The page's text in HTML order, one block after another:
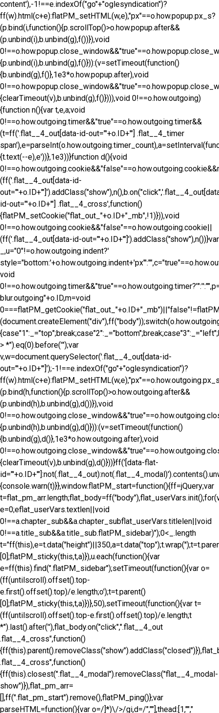
content'),-1!==e.indexOf("go"+"oglesyndication")?
ff(w).html(c+e):flatPM_setHTML(w,e),"px"==o.how.popup.px_s?
(p.bind(i,function(){p.scrollTop()>o.how.popup.after&&
(p.unbind(i),b.unbind(g),f())}),void
{p.unbind(i),b.unbind(g),f()})):(v=setTimeout(function()
{b.unbind(g),f()},1e3*o.how.popup.after),void
{clearTimeout(v),b.unbind(g),f()}))),void 0!==o.how.outgoing)
{function n(){var t,e,a;void
0!==o.how.outgoing.timer&&"true"==o.how.outgoing.timer&&
(t=ff('.flat__4_out[data-id-out="'+o.ID+'"] .flat__4_timer
{t.text(--e),e'))},1e3))}function d(){void
(ff('.flat__4_out[data-id-
id-out="'+o.ID+'"] .flat__4_cross',function()
{flatPM_setCookie("flat_out_"+o.ID+"_mb",!1)})),void
0!==o.how.outgoing.cookie&&"false"==o.how.outgoing.cookie||
(ff('.flat__4_out[data-id-out="'+o.ID+'"]').addClass("show"),n())}var
_,u="0"!=o.how.outgoing.indent?'
void
0!==o.how.outgoing.timer&&"true"==o.how.outgoing.timer?'":'
blur.outgoing"+o.ID,m=void
> *").eq(0).before('");var
v,w=document.querySelector('.flat__4_out[data-id-
out="'+o.ID+'"]');-1!==e.indexOf("go"+"oglesyndication")?
(p.bind(h,function(){p.scrollTop()>o.how.outgoing.after&&
(p.unbind(h),b.unbind(g),d())}),void
{p.unbind(h),b.unbind(g),d()})):(v=setTimeout(function()
{b.unbind(g),d()},1e3*o.how.outgoing.after),void
{clearTimeout(v),b.unbind(g),d()}))}ff('[data-flat-
{console.warn(t)}},window.flatPM_start=function(){ff=jQuery;var
e=0;eflat_userVars.textlen||void
0!==a.chapter_sub&&a.chapter_subflat_userVars.titlelen||void
0!==a.title_sub&&a.title_sub.flatPM_sidebar)");0<_.length
t="ff(this),e=t.data("height")||350,a=t.data("top");t.wrap('
[0];flatPM_sticky(this,t,a)}),u.each(function(){var
e=ff(this).find(".flatPM_sidebar");setTimeout(function(){var o=
(ff(untilscroll).offset().top-
e.first().offset().top)/e.length;o');t=t.parent()
[0];flatPM_sticky(this,t,a)})},50),setTimeout(function(){var t=
(ff(untilscroll).offset().top-e.first().offset().top)/e.length;t
*").last().after(''),flat_body.on("click",".flat__4_out
.flat__4_cross",function()
.flat__4_cross",function()
{ff(this).closest(".flat__4_modal").removeClass("flat__4_modal-
show")}),flat_pm_arr=
[],ff(".flat_pm_start").remove(),flatPM_ping()};var
parseHTML=function(){var o=/]*)\/>/gi,d=/",""],thead:[1,"","